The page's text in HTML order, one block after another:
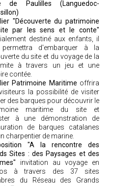
de Paulilles (Languedoc-
"Découverte du patrimoine
par les sens et le conte"
destiné aux enfants, il
permettra d'embarquer à la
du site et du voyage de la
à travers un jeu et une
contée.
Patrimoine Maritime offrira
la possibilité de visiter
des barques pour découvrir le
maritime du site et
à une démonstration de
de barques catalanes
charpentier de marine.
"A la rencontre des
Sites : des Paysages et des
invitation au voyage en
à travers des 37 sites
du Réseau des Grands